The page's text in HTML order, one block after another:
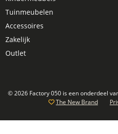
Tuinmeubelen
Accessoires
Zakelijk
Outlet
© 2026 Factory 050 is een onderdeel
The New Brand